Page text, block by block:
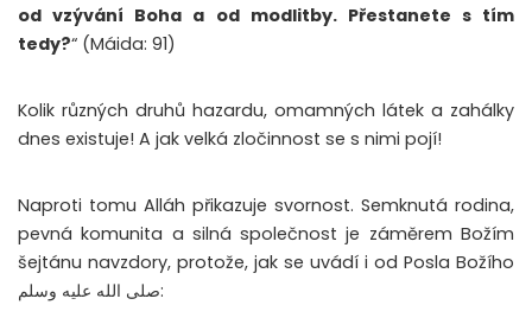
od vzývání Boha a od modlitby. Přestanete s tím
tedy?“ (Máida: 91)
Kolik různých druhů hazardu, omamných látek a zahálky
dnes existuje! A jak velká zločinnost se s nimi pojí!
Naproti tomu Alláh přikazuje svornost. Semknutá rodina,
pevná komunita a silná společnost je záměrem Božím
šejtánu navzdory, protože, jak se uvádí i od Posla Božího
صلى الله عليه وسلم: